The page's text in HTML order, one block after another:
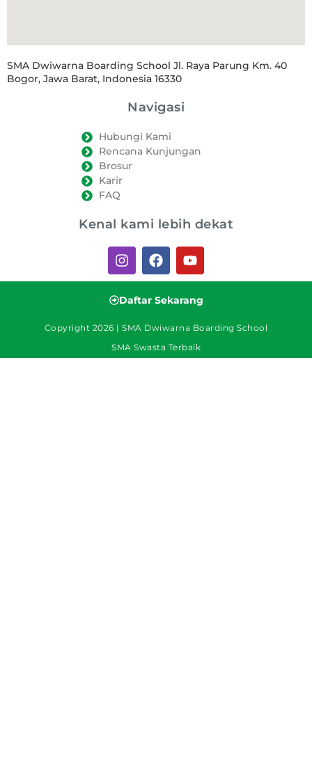
SMA Dwiwarna Boarding School Jl. Raya Parung Km. 40
Bogor, Jawa Barat, Indonesia 16330
Navigasi
Hubungi Kami
Rencana Kunjungan
Brosur
Karir
FAQ
Kenal kami lebih dekat
Daftar Sekarang
Copyright 2026 | SMA Dwiwarna Boarding School
SMA Swasta Terbaik